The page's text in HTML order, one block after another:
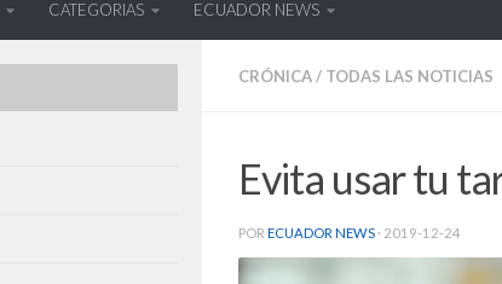
CATEGORIAS ECUADOR NEWS
CRÓNICA/ TODAS LAS NOTICIAS
Evita usar tu
POR ECUADOR NEWS · 2019-12-24